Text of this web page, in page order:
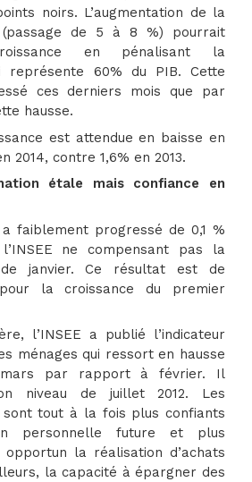
noirs. L’augmentation de la
de 5 à 8 %) pourrait
en pénalisant la
représente 60% du PIB. Cette
ces derniers mois que par
hausse.
est attendue en baisse en
2014, contre 1,6% en 2013.
étale mais confiance en
faiblement progressé de 0,1 %
ne compensant pas la
janvier. Ce résultat est de
la croissance du premier
l’INSEE a publié l’indicateur
ménages qui ressort en hausse
par rapport à février. Il
niveau de juillet 2012. Les
sont tout à la fois plus confiants
personnelle future et plus
la réalisation d’achats
la capacité à épargner des